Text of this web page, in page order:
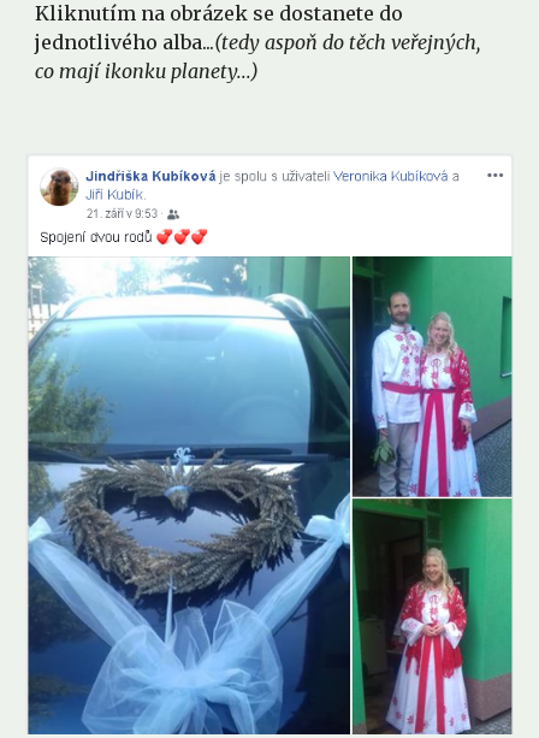
Kliknutím na obrázek se dostanete do
jednotlivého alba...(tedy aspoň do těch veřejných,
co mají ikonku planety...)